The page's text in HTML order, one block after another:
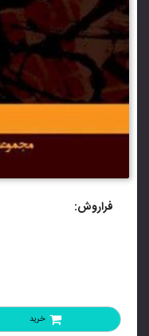
فراروش:
خرید